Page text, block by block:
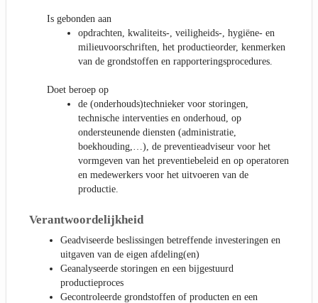
Is gebonden aan
opdrachten, kwaliteits-, veiligheids-, hygiëne- en
milieuvoorschriften, het productieorder, kenmerken
van de grondstoffen en rapporteringsprocedures.
Doet beroep op
de (onderhouds)technieker voor storingen,
technische interventies en onderhoud, op
ondersteunende diensten (administratie,
boekhouding,…), de preventieadviseur voor het
vormgeven van het preventiebeleid en op operatoren
en medewerkers voor het uitvoeren van de
productie.
Verantwoordelijkheid
Geadviseerde beslissingen betreffende investeringen en
uitgaven van de eigen afdeling(en)
Geanalyseerde storingen en een bijgestuurd
productieproces
Gecontroleerde grondstoffen of producten en een